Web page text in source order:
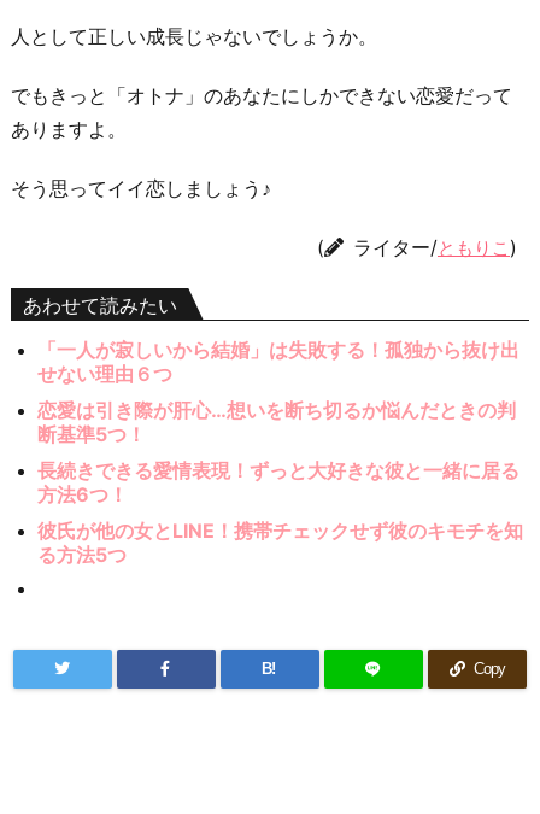
人として正しい成長じゃないでしょうか。
でもきっと「オトナ」のあなたにしかできない恋愛だって
ありますよ。
そう思ってイイ恋しましょう♪
( ライター/ともりこ )
あわせて読みたい
「一人が寂しいから結婚」は失敗する！孤独から抜け出
せない理由６つ
恋愛は引き際が肝心…想いを断ち切るか悩んだときの判
断基準5つ！
長続きできる愛情表現！ずっと大好きな彼と一緒に居る
方法6つ！
彼氏が他の女とLINE！携帯チェックせず彼のキモチを知
る方法5つ
B! Copy